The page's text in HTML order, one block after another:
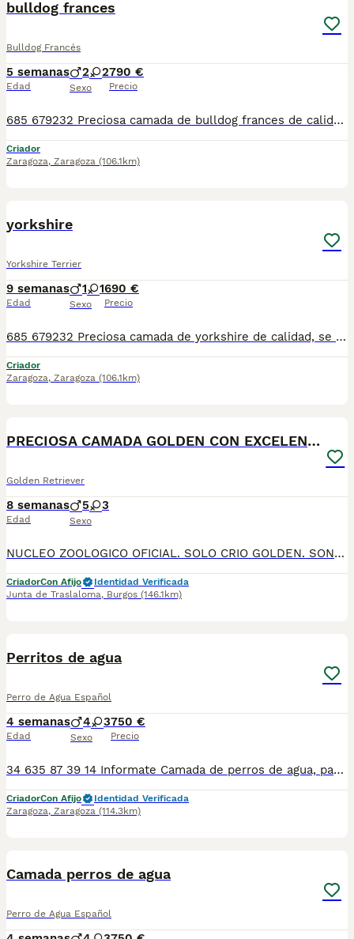
bulldog frances
Bulldog Francés
5 semanas
Edad
2 2
Sexo
790 €
Precio
685 679232 Preciosa camada de bulldog frances de calidad, se entregan con sus vacunas correspondientes, desparasitados interna y externamente, pasaporte y microchip, contrato de garantia de salud. preferiblemente recogida en mano pero también podemos entregar en toda España mediante transporte de alta calidad preparado para animales y con chofer particular con posibilidad de pago contra reembolso Llámanos o háblanos por whats app, Teléfono 685 679 232
Criador
Zaragoza, Zaragoza (106.1km)
yorkshire
Yorkshire Terrier
9 semanas
Edad
1 1
Sexo
690 €
Precio
685 679232 Preciosa camada de yorkshire de calidad, se entregan con sus vacunas correspondientes, desparasitados interna y externamente, pasaporte y microchip, contrato de garantia de salud. preferiblemente recogida en mano pero también podemos entregar en toda España mediante transporte de alta calidad preparado para animales y con chofer particular con posibilidad de pago contra reembolso Llámanos o háblanos por whats app, Teléfono 685679 232
Criador
Zaragoza, Zaragoza (106.1km)
PRECIOSA CAMADA GOLDEN CON EXCELENTE PEDICGREE
Golden Retriever
8 semanas
Edad
5 3
Sexo
NUCLEO ZOOLOGICO OFICIAL. SOLO CRIO GOLDEN. SON MARAVILLOSOS. PARECEN CREADOS PARA CONVIVIR CON LOS HUMANOS. EXCELENTE PEDIGREE. NIETOS DE CAMPEONES DEL MUNDO. PRECIO PRUDENTE. Tienen 40 dias les entrego con 2 meses, desparasitados, con la primera vacuna, con microchip y pasaporte sanitario europeo. Inscritos en LOE para transferirte el pedigree. 629061537
CriadorCon Afijo
Identidad Verificada
Junta de Traslaloma, Burgos (146.1km)
Perritos de agua
Perro de Agua Español
4 semanas
Edad
4 3
Sexo
750 €
Precio
34 635 87 39 14 Informate Camada de perros de agua, padres con buen caracter y morfología Criamos en ambiente familiar Somos nucleo zoologico legalizado Estamos en Segovia/Valladolid... Colaboración con otros nucleos zoológicos Entregamos a nuestros Cachorros con dos vacunas cartilla de vacunación desparasitaciones y revisión veterinaria y garantías por escrito Pasaporte y chip a parte
CriadorCon Afijo
Identidad Verificada
Zaragoza, Zaragoza (114.3km)
Camada perros de agua
Perro de Agua Español